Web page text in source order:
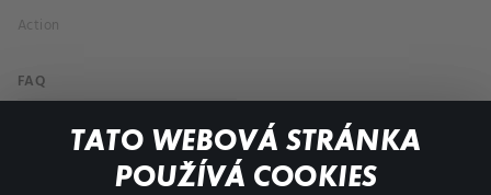
TATO WEBOVÁ STRÁNKA
POUŽÍVÁ COOKIES
Action
FAQ
My profile